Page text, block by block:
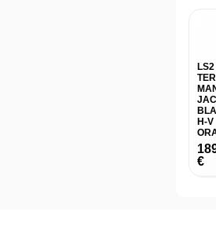
H-V
€